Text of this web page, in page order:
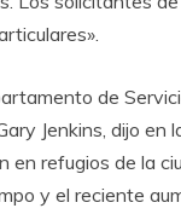
de
Jenkins, dijo en
en refugios de la
y el reciente